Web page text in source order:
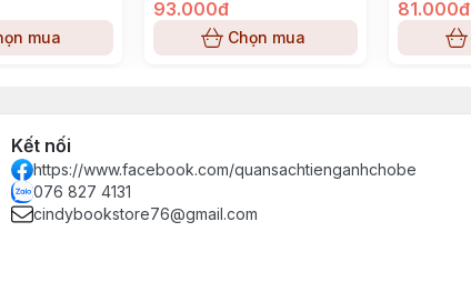
mua
93.000đ
Chọn mua
81.000đ
Kết nối
https://www.facebook.com/quansachtienganhchobe
076 827 4131
cindybookstore76@gmail.com